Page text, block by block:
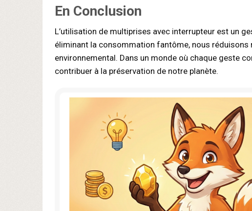
En Conclusion
L’utilisation de multiprises avec interrupteur est un
éliminant la consommation fantôme, nous
environnemental. Dans un monde où chaque geste
contribuer à la préservation de notre planète.